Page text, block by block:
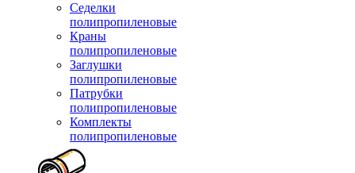
Седелки
полипропиленовые
Краны
полипропиленовые
Заглушки
полипропиленовые
Патрубки
полипропиленовые
Комплекты
полипропиленовые